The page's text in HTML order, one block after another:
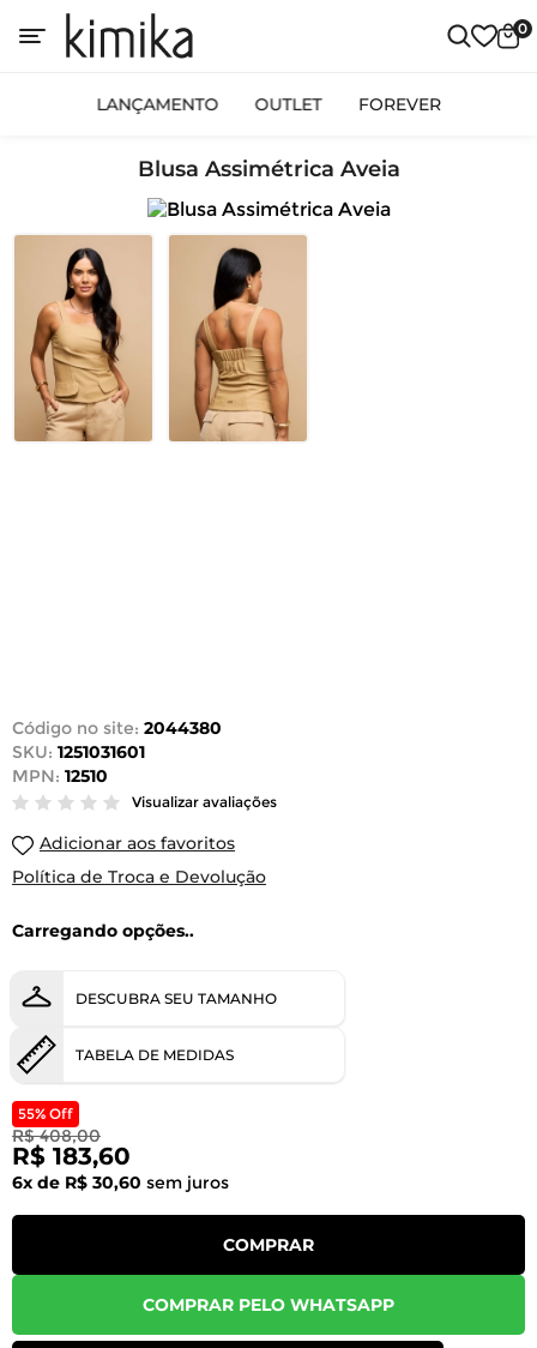
0
LANÇAMENTO OUTLET FOREVER
Blusa Assimétrica Aveia
Código no site: 2044380
SKU: 1251031601
MPN: 12510
Visualizar avaliações
Adicionar aos favoritos
Política de Troca e Devolução
Carregando opções..
DESCUBRA SEU TAMANHO
TABELA DE MEDIDAS
55% Off
R$ 408,00
R$ 183,60
6x de R$ 30,60 sem juros
COMPRAR
COMPRAR PELO WHATSAPP